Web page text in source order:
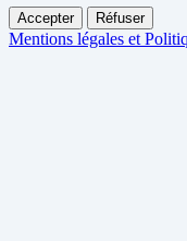
Accepter Réfuser
Mentions légales et